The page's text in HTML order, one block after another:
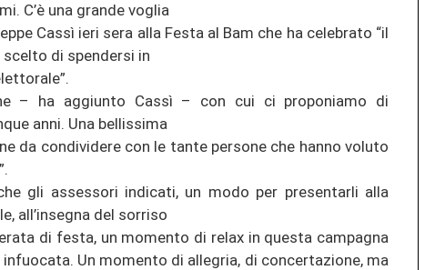
C’è una grande voglia
Cassì ieri sera alla Festa al Bam che ha celebrato “il
di spendersi in
– ha aggiunto Cassì – con cui ci proponiamo di
anni. Una bellissima
da condividere con le tante persone che hanno voluto
gli assessori indicati, un modo per presentarli alla
all’insegna del sorriso
di festa, un momento di relax in questa campagna
Un momento di allegria, di concertazione, ma